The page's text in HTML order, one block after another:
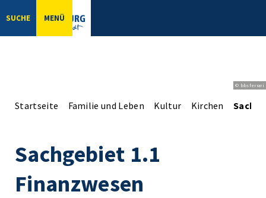
SUCHE MENÜ
© bbsferrari
Startseite Familie und Leben Kultur Kirchen
Sachgebiet 1.1
Finanzwesen